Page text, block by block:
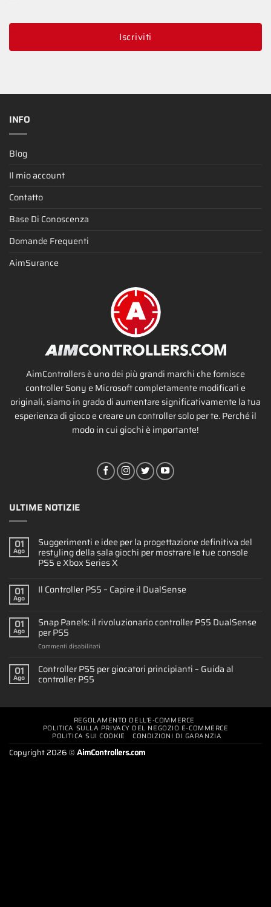
Iscriviti
INFO
Blog
Il mio account
Contatto
Base Di Conoscenza
Domande Frequenti
AimSurance
AimControllers è uno dei più grandi marchi che fornisce
controller Sony e Microsoft completamente modificati e
originali, siamo in grado di aumentare significativamente la tua
esperienza di gioco e creare un controller solo per te. Perché il
modo in cui giochi è importante!
ULTIME NOTIZIE
01
Ago
Suggerimenti e idee per la progettazione definitiva del
restyling della sala giochi per mostrare le tue console
PS5 e Xbox Series X
01
Ago
Il Controller PS5 – Capire il DualSense
01
Ago
Snap Panels: il rivoluzionario controller PS5 DualSense
per PS5
Commenti disabilitati
Panels:
il
per
PS5
01
Ago
Controller PS5 per giocatori principianti – Guida al
controller PS5
REGOLAMENTO DELL’E-COMMERCE
POLITICA SULLA PRIVACY DEL NEGOZIO E-COMMERCE
POLITICA SUI COOKIE CONDIZIONI DI GARANZIA
Copyright 2026 ©AimControllers.com